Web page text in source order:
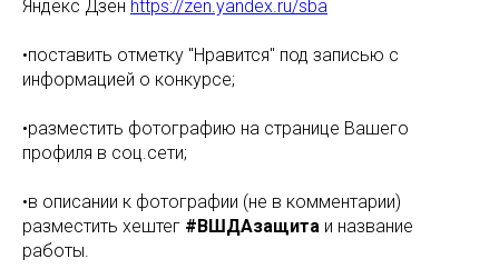
Яндекс Дзен https://zen.yandex.ru/sba
•поставить отметку "Нравится" под записью с
информацией о конкурсе;
•разместить фотографию на странице Вашего
профиля в соц.сети;
•в описании к фотографии (не в комментарии)
разместить хештег #ВШДАзащита и название
работы.